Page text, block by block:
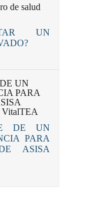
UN
DE UN
PARA
ASISA